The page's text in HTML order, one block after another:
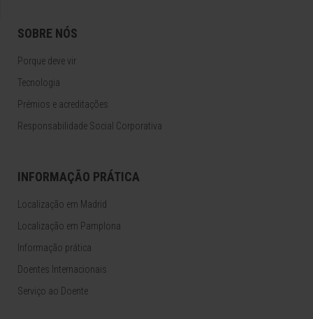
SOBRE NÓS
Porque deve vir
Tecnologia
Prémios e acreditações
Responsabilidade Social Corporativa
INFORMAÇÃO PRÁTICA
Localização em Madrid
Localização em Pamplona
Informação prática
Doentes Internacionais
Serviço ao Doente